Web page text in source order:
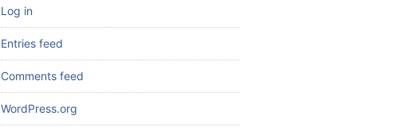
Log in
Entries feed
Comments feed
WordPress.org